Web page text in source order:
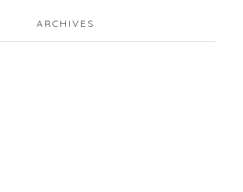
ARCHIVES